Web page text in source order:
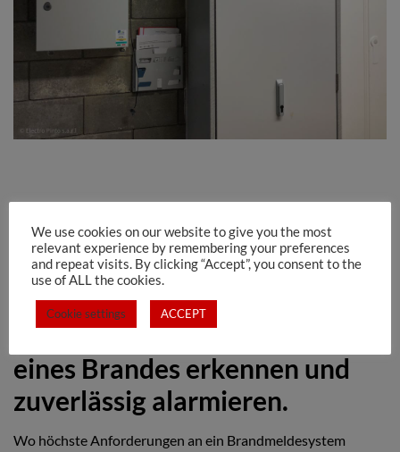
Brandmeldetechnik und
Anlagen
Frühzeitig die Entstehung
eines Brandes erkennen und
zuverlässig alarmieren.
Wo höchste Anforderungen an ein Brandmeldesystem
We use cookies on our website to give you the most
relevant experience by remembering your preferences
and repeat visits. By clicking “Accept”, you consent to the
use of ALL the cookies.
Cookie settings ACCEPT